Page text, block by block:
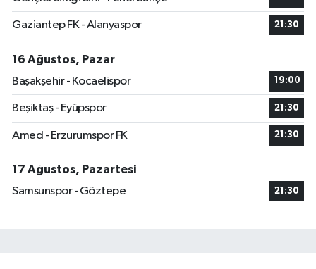
Gaziantep FK - Alanyaspor 21:30
16 Ağustos, Pazar
Başakşehir - Kocaelispor
19:00
Beşiktaş - Eyüpspor 21:30
Amed - Erzurumspor FK 21:30
17 Ağustos, Pazartesi
Samsunspor - Göztepe
21:30